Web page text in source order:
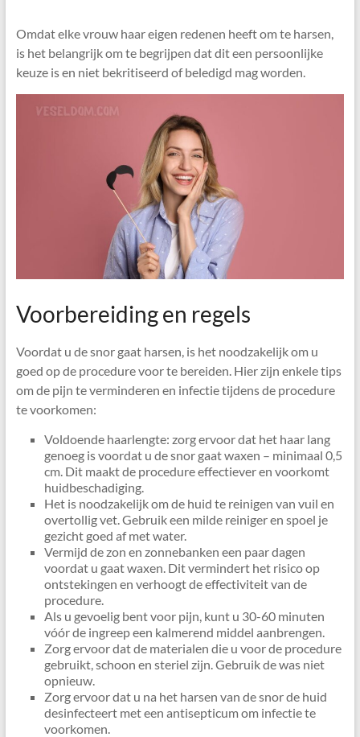
Omdat elke vrouw haar eigen redenen heeft om te harsen,
is het belangrijk om te begrijpen dat dit een persoonlijke
keuze is en niet bekritiseerd of beledigd mag worden.
Voorbereiding en regels
Voordat u de snor gaat harsen, is het noodzakelijk om u
goed op de procedure voor te bereiden. Hier zijn enkele tips
om de pijn te verminderen en infectie tijdens de procedure
te voorkomen:
Voldoende haarlengte: zorg ervoor dat het haar lang
genoeg is voordat u de snor gaat waxen – minimaal 0,5
cm. Dit maakt de procedure effectiever en voorkomt
huidbeschadiging.
Het is noodzakelijk om de huid te reinigen van vuil en
overtollig vet. Gebruik een milde reiniger en spoel je
gezicht goed af met water.
Vermijd de zon en zonnebanken een paar dagen
voordat u gaat waxen. Dit vermindert het risico op
ontstekingen en verhoogt de effectiviteit van de
procedure.
Als u gevoelig bent voor pijn, kunt u 30-60 minuten
vóór de ingreep een kalmerend middel aanbrengen.
Zorg ervoor dat de materialen die u voor de procedure
gebruikt, schoon en steriel zijn. Gebruik de was niet
opnieuw.
Zorg ervoor dat u na het harsen van de snor de huid
desinfecteert met een antisepticum om infectie te
voorkomen.